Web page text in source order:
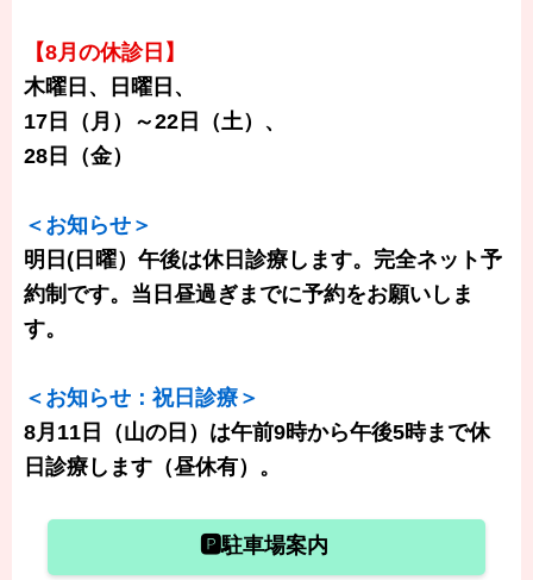
【8月の休診日】
木曜日、日曜日、
17日（月）～22日（土）、
28日（金）
＜お知らせ＞
明日(日曜）午後は休日診療します。完全ネット予
約制です。当日昼過ぎまでに予約をお願いしま
す。
＜お知らせ：祝日診療＞
8月11日（山の日）は午前9時から午後5時まで休
日診療します（昼休有）。
🅿駐車場案内